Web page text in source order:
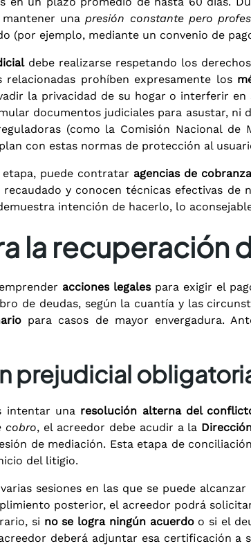
mantener unapresión constante pero
(por ejemplo, mediante un convenio de
debe realizarse respetando los
prohíben expresamente los
la privacidad de su hogar o interferir
documentos judiciales para asustar,
(como la Comisión Nacional de
con estas normas de protección al
puede contratar agencias de
y conocen técnicas efectivas de
intención de hacerlo, lo
la recuperación
acciones legalespara exigir el
de deudas, según la cuantía y las
para casos de mayor envergadura.
prejudicial
intentar una resolución alterna del
cobro, el acreedor debe acudir a la
de mediación. Esta etapa de
del litigio.
sesiones en las que se puede
posterior, el acreedor podrá
si no se logra ningún acuerdoo si el
deberá adjuntar esa certificación a